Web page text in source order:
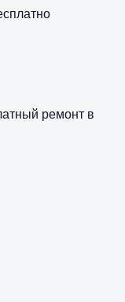
ремонт в